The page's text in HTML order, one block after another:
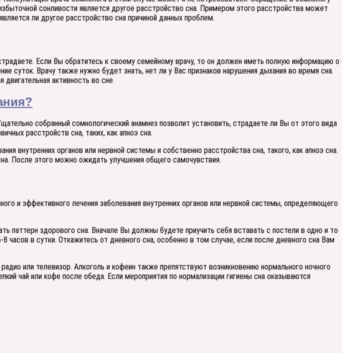
сонливости является другое расстройство сна. Примером этого расстройства может
ли другое расстройство сна причиной данных проблем.
Если Вы обратитесь к своему семейному врачу, то он должен иметь полную информацию о
суток. Врачу также нужно будет знать, нет ли у Вас признаков нарушения дыхания во время сна.
активность во сне.
собранный сомнологический анамнез позволит установить, страдаете ли Вы от этого вида
расстройств сна, таких, как апноэ сна.
внутренних органов или нервной системы и собственно расстройства сна, такого, как апноэ сна.
После этого можно ожидать улучшения общего самочувствия.
и эффективного лечения заболевания внутренних органов или нервной системы, определяющего
паттерн здорового сна. Вначале Вы должны будете приучить себя вставать с постели в одно и то
в сутки. Откажитесь от дневного сна, особенно в том случае, если после дневного сна Вам
или телевизор. Алкоголь и кофеин также препятствуют возникновению нормального ночного
чай или кофе после обеда. Если мероприятия по нормализации гигиены сна оказываются